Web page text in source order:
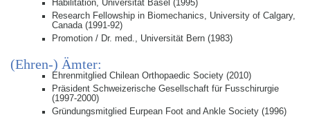
Habilitation, Universität Basel (1995)
Research Fellowship in Biomechanics, University of Calgary,
Canada (1991-92)
Promotion / Dr. med., Universität Bern (1983)
(Ehren-) Ämter:
Ehrenmitglied Chilean Orthopaedic Society (2010)
Präsident Schweizerische Gesellschaft für Fusschirurgie
(1997-2000)
Gründungsmitglied Eurpean Foot and Ankle Society (1996)